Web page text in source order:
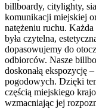
billboardy, citylighty,
komunikacji miejskiej
natężeniu ruchu.
była czytelna,
dopasowujemy do
odbiorców. Nasze
doskonałą ekspozycję
pogodowych. Dzięki
częścią miejskiego
wzmacniając jej